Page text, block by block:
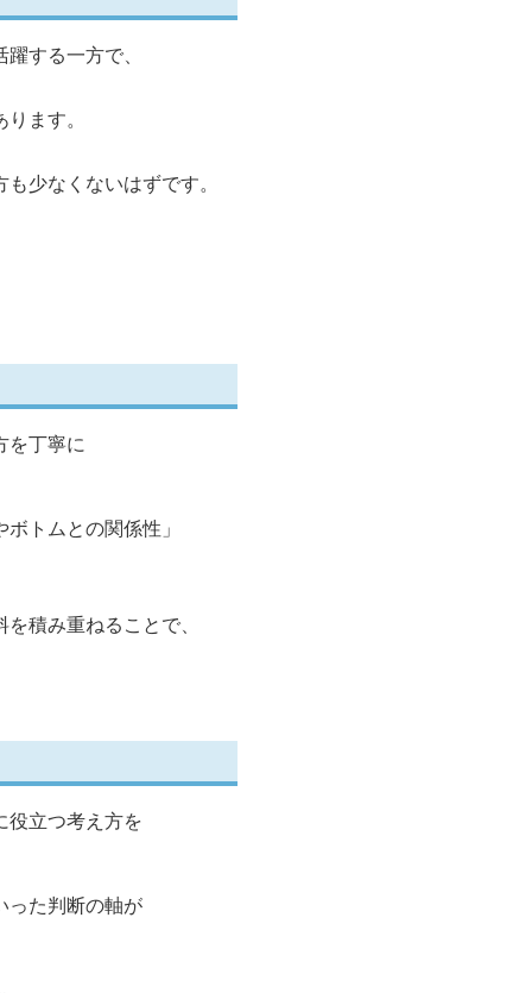
する一方で、
ます。
少なくないはずです。
を丁寧に
トムとの関係性」
積み重ねることで、
役立つ考え方を
った判断の軸が